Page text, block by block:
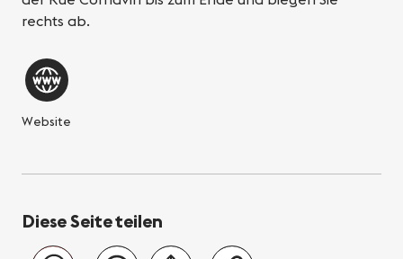
rechts ab.
Website
Diese Seite teilen